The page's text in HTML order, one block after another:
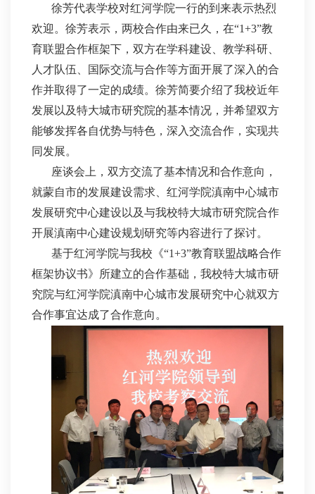
徐芳代表学校对红河学院一行的到来表示热烈
欢迎。徐芳表示，两校合作由来已久，在“1+3”教
育联盟合作框架下，双方在学科建设、教学科研、
人才队伍、国际交流与合作等方面开展了深入的合
作并取得了一定的成绩。徐芳简要介绍了我校近年
发展以及特大城市研究院的基本情况，并希望双方
能够发挥各自优势与特色，深入交流合作，实现共
同发展。
座谈会上，双方交流了基本情况和合作意向，
就蒙自市的发展建设需求、红河学院滇南中心城市
发展研究中心建设以及与我校特大城市研究院合作
开展滇南中心建设规划研究等内容进行了探讨。
基于红河学院与我校《“1+3”教育联盟战略合作
框架协议书》所建立的合作基础，我校特大城市研
究院与红河学院滇南中心城市发展研究中心就双方
合作事宜达成了合作意向。